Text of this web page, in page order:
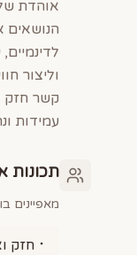
אוהדת
וליצור
קשר חזק
עמידות
תכונות
מאפיינים
חזק